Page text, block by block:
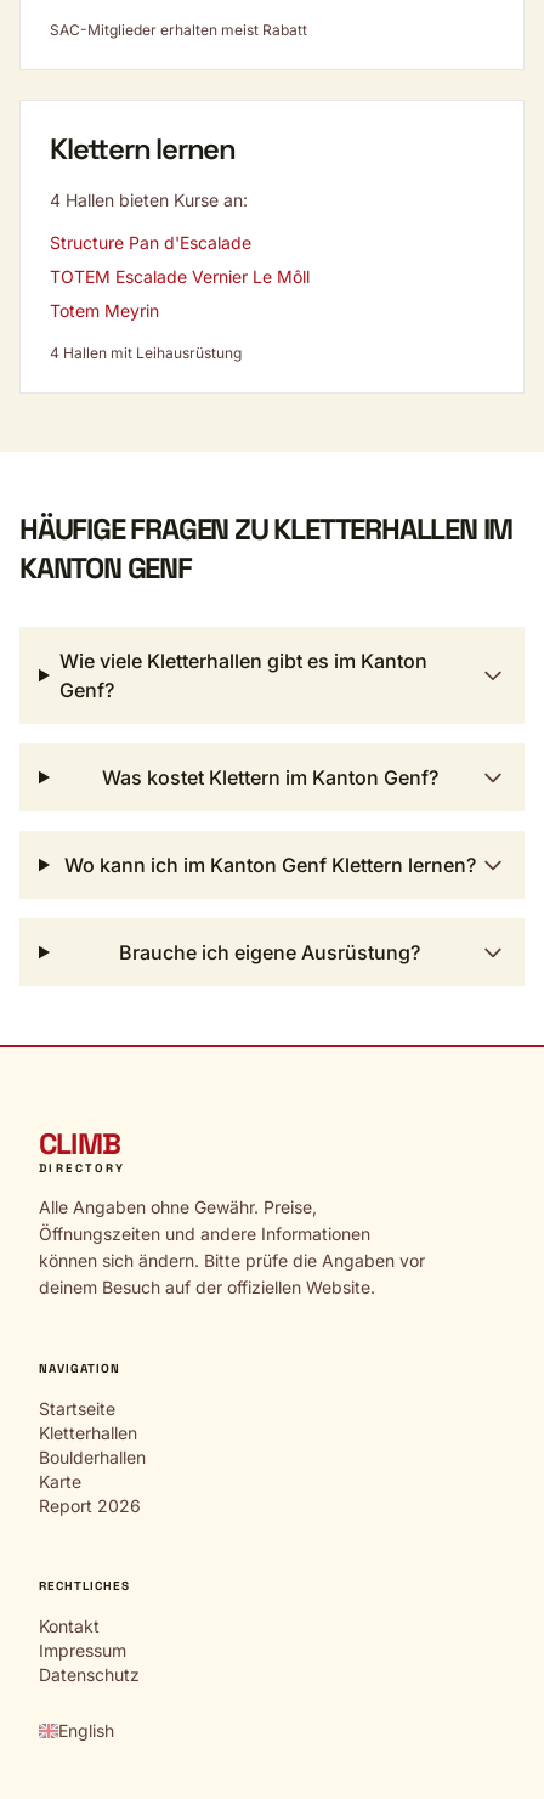
SAC-Mitglieder erhalten meist Rabatt
Klettern lernen
4 Hallen bieten Kurse an:
Structure Pan d'Escalade
TOTEM Escalade Vernier Le Môll
Totem Meyrin
4 Hallen mit Leihausrüstung
HÄUFIGE FRAGEN ZU KLETTERHALLEN IM
KANTON GENF
Wie viele Kletterhallen gibt es im Kanton
Genf?
Was kostet Klettern im Kanton Genf?
Wo kann ich im Kanton Genf Klettern lernen?
Brauche ich eigene Ausrüstung?
CLIMB
DIRECTORY
Alle Angaben ohne Gewähr. Preise,
Öffnungszeiten und andere Informationen
können sich ändern. Bitte prüfe die Angaben vor
deinem Besuch auf der offiziellen Website.
NAVIGATION
Startseite
Kletterhallen
Boulderhallen
Karte
Report 2026
RECHTLICHES
Kontakt
Impressum
Datenschutz
English